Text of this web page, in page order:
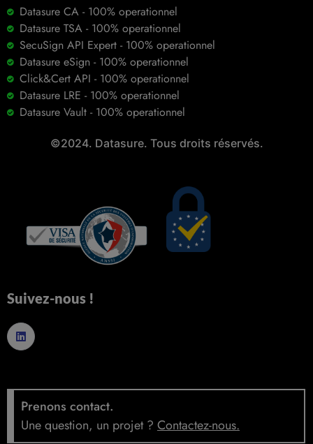
Datasure CA - 100% operationnel
Datasure TSA - 100% operationnel
SecuSign API Expert - 100% operationnel
Datasure eSign - 100% operationnel
Click&Cert API - 100% operationnel
Datasure LRE - 100% operationnel
Datasure Vault - 100% operationnel
©2024. Datasure. Tous droits réservés.
Suivez-nous !
Prenons contact.
Une question, un projet ? Contactez-nous.